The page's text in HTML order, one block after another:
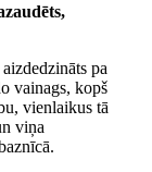
pa
vainags, kopš
vienlaikus tā
viņa